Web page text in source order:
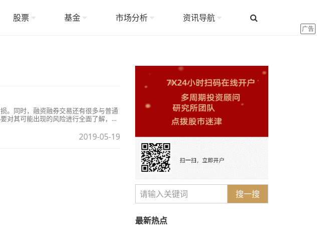
股票 基金 市场分析 资讯导航
广告
。同时，融资融券交易还有很多与普通
对其可能出现的风险进行全面了解，衡
2019-05-19
搜一搜
最新热点